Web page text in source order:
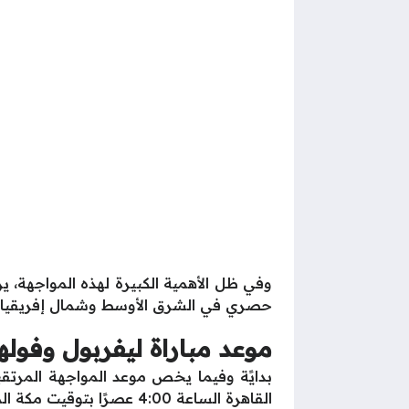
حصري في الشرق الأوسط وشمال
موعد مباراة ليفربول
القاهرة الساعة 4:00 عصرًا بتوقيت مكة المكرمة